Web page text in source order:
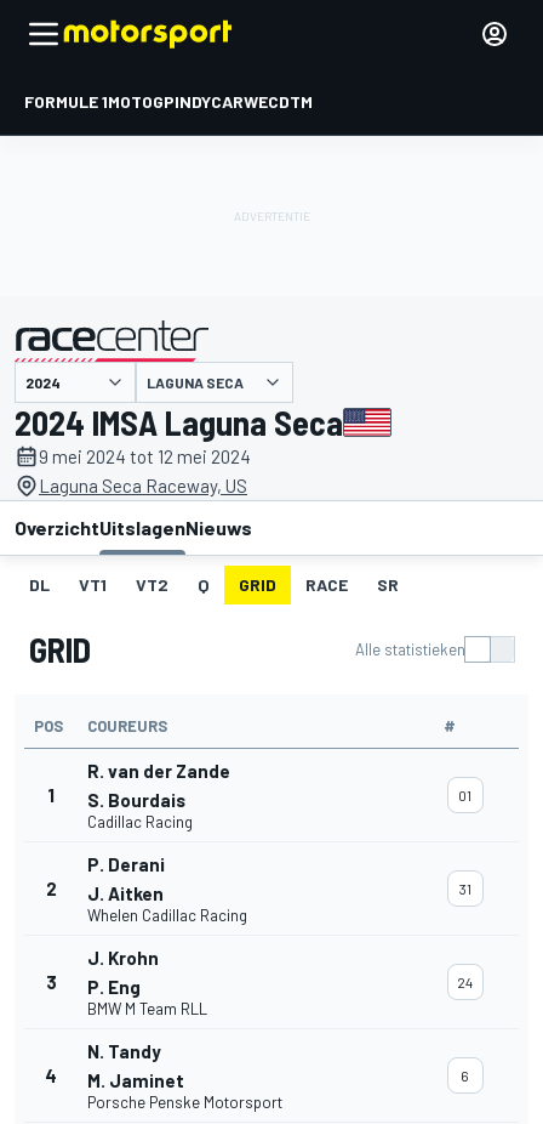
FORMULE 1MOTOGPINDYCARWECDTM
gepresenteerd door LAGUNA SECA
2024 IMSA Laguna Seca
9 mei 2024 tot 12 mei 2024
Laguna Seca Raceway, US
OverzichtUitslagenNieuws
DL VT1 VT2 Q GRID RACE SR
GRID Alle statistieken
POS COUREURS #
1
R. van der Zande
S. Bourdais
Cadillac Racing
01
2
P. Derani
J. Aitken
Whelen Cadillac Racing
31
3
J. Krohn
P. Eng
BMW M Team RLL
24
4
N. Tandy
M. Jaminet
Porsche Penske Motorsport
6